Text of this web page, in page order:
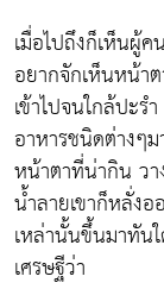
เมื่อไปถึงก็เห็นผู้
อยากจักเห็นหน้า
เข้าไปจนใกล้ปะร
อาหารชนิดต่างๆ
หน้าตาที่น่ากิน ว
น้ำลายเขาก็หลั่ง
เหล่านั้นขึ้นมาทัน
เศรษฐีว่า